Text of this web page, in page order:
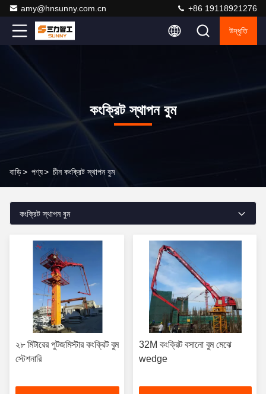
amy@hnsunny.com.cn +86 19118921276
উদ্ধৃতি
কংক্রিট স্থাপন বুম
বাড়ি> পণ্য> চীন কংক্রিট স্থাপন বুম
কংক্রিট স্থাপন বুম
২৮ মিটারের পুটজমিস্টার কংক্রিট বুম
স্টেশনারি
32M কংক্রিট বসানো বুম মেঝে
wedge